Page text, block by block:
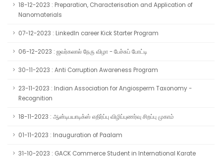
18-12-2023 : Preparation, Characterisation and Application of
Nanomaterials
07-12-2023 : LinkedIn career Kick Starter Program
06-12-2023 : ஜவர்கலால் நேரு விழா - பேச்சுப் போட்டி
30-11-2023 : Anti Corruption Awareness Program
23-11-2023 : Indian Association for Angiosperm Taxonomy -
Recognition
18-11-2023 : ஆன்டிபயாடிக்ஸ் எதிர்ப்பு விழிப்புணர்வு சிறப்பு முகாம்
01-11-2023 : Inauguration of Paalam
31-10-2023 : GACK Commerce Student in International Karate